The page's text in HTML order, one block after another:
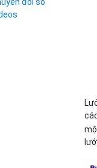
đổi số